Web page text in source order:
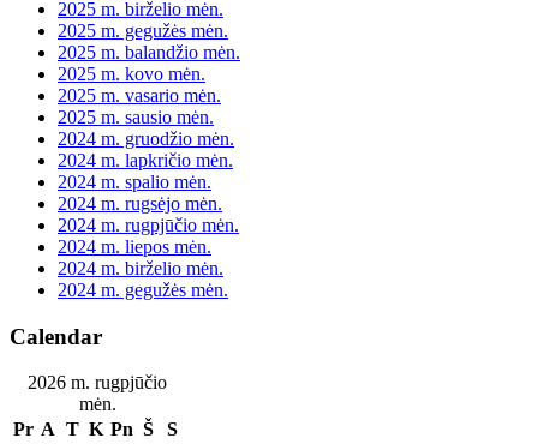
2025 m. birželio mėn.
2025 m. gegužės mėn.
2025 m. balandžio mėn.
2025 m. kovo mėn.
2025 m. vasario mėn.
2025 m. sausio mėn.
2024 m. gruodžio mėn.
2024 m. lapkričio mėn.
2024 m. spalio mėn.
2024 m. rugsėjo mėn.
2024 m. rugpjūčio mėn.
2024 m. liepos mėn.
2024 m. birželio mėn.
2024 m. gegužės mėn.
Calendar
2026 m. rugpjūčio
mėn.
Pr A T K Pn Š
S